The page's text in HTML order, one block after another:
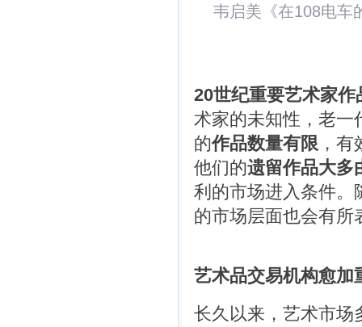
韦启美《在108电车
20世纪重要艺术家
术家的未知性，老一
的作品数量有限 ，
他们的遗留作品大多
利的市场进入条件。
的市场层面也会有所
艺术品交易机构愈加
长久以来，艺术市场